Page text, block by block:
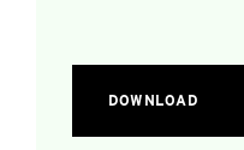
DOWNLOAD